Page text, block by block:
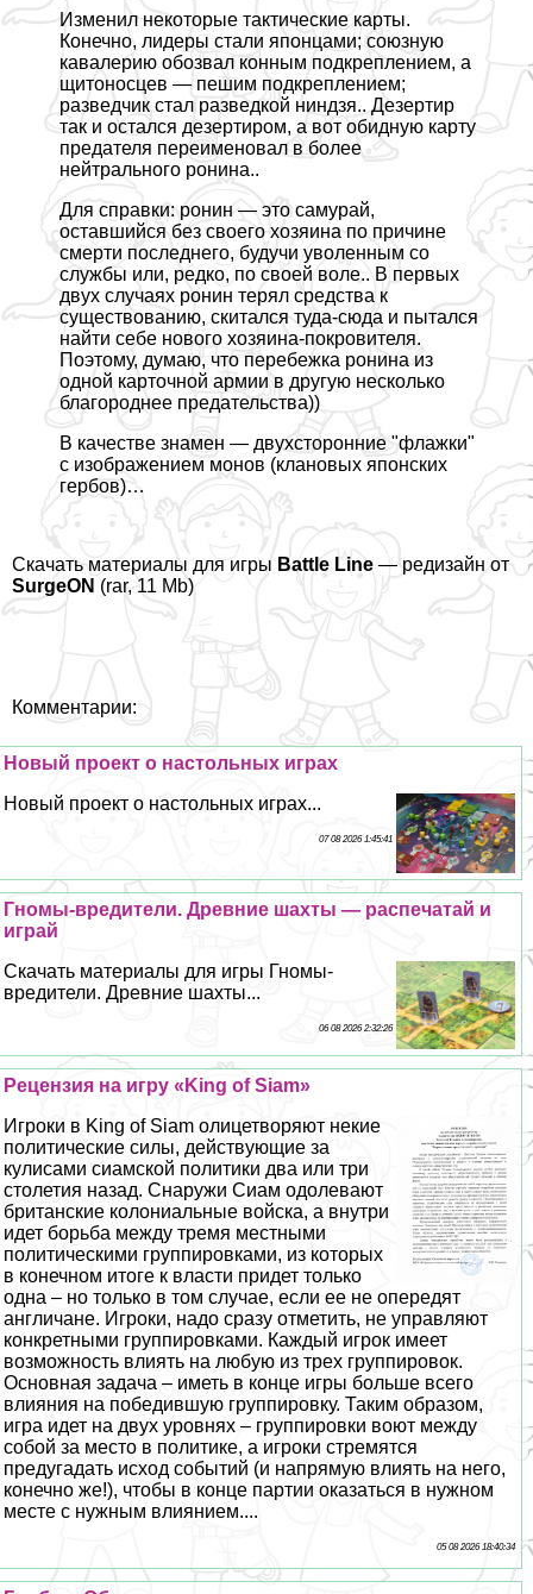
Изменил некоторые тактические карты.
Конечно, лидеры стали японцами; союзную
кавалерию обозвал конным подкреплением, а
щитоносцев — пешим подкреплением;
разведчик стал разведкой ниндзя.. Дезертир
так и остался дезертиром, а вот обидную карту
предателя переименовал в более
нейтрального ронина..
Для справки: ронин — это самурай,
оставшийся без своего хозяина по причине
cмepти последнего, будучи уволенным со
службы или, редко, по своей воле.. В первых
двух случаях ронин терял средства к
существованию, скитался туда-сюда и пытался
найти себе нового хозяина-покровителя.
Поэтому, думаю, что перебежка ронина из
одной карточной армии в другую несколько
благороднее предательства))
В качестве знамен — двухсторонние "флажки"
с изображением монов (клановых японских
гербов)…
Скачать материалы для игры Battle Line — редизайн от
SurgeON (rar, 11 Mb)
Комментарии:
Новый проект о настольных играх
Новый проект о настольных играх...
07 08 2026 1:45:41
Гномы-вредители. Древние шахты — распечатай и
играй
Скачать материалы для игры Гномы-
вредители. Древние шахты...
06 08 2026 2:32:26
Рецензия на игру «King of Siam»
Игроки в King of Siam олицетворяют некие
политические силы, действующие за
кулисами сиамской политики два или три
столетия назад. Снаружи Сиам одолевают
британские колониальные войска, а внутри
идет борьба между тремя местными
политическими группировками, из которых
в конечном итоге к власти придет только
одна – но только в том случае, если ее не опередят
англичане. Игроки, надо сразу отметить, не управляют
конкретными группировками. Каждый игрок имеет
возможность влиять на любую из трех группировок.
Основная задача – иметь в конце игры больше всего
влияния на победившую группировку. Таким образом,
игра идет на двух уровнях – группировки воют между
собой за место в политике, а игроки стремятся
предугадать исход событий (и напрямую влиять на него,
конечно же!), чтобы в конце партии оказаться в нужном
месте с нужным влиянием....
05 08 2026 18:40:34